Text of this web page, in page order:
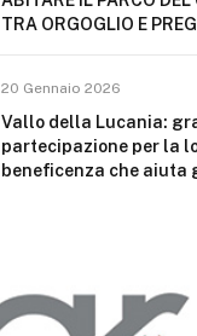
TRA ORGOGLIO E
20 Gennaio 2026
Vallo della Lucania:
partecipazione per la
beneficenza che aiuta